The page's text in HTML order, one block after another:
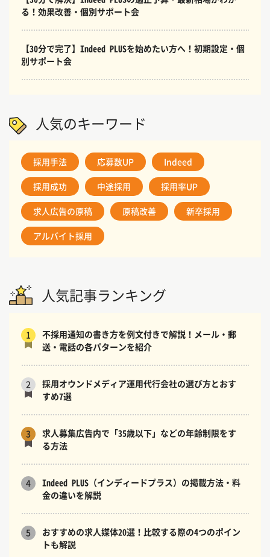
る！効果改善・個別サポート会
【30分で完了】Indeed PLUSを始めたい方へ！初期設定・個
別サポート会
人気のキーワード
採用手法 応募数UP Indeed
採用成功 中途採用 採用率UP
求人広告の原稿 原稿改善 新卒採用
アルバイト採用
人気記事ランキング
1
不採用通知の書き方を例文付きで解説！メール・郵
送・電話の各パターンを紹介
2
採用オウンドメディア運用代行会社の選び方とおす
すめ7選
3
求人募集広告内で「35歳以下」などの年齢制限をす
る方法
4
Indeed PLUS（インディードプラス）の掲載方法・料
金の違いを解説
5
おすすめの求人媒体20選！比較する際の4つのポイン
トも解説